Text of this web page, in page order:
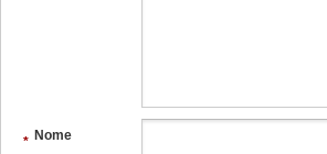
Nome
*